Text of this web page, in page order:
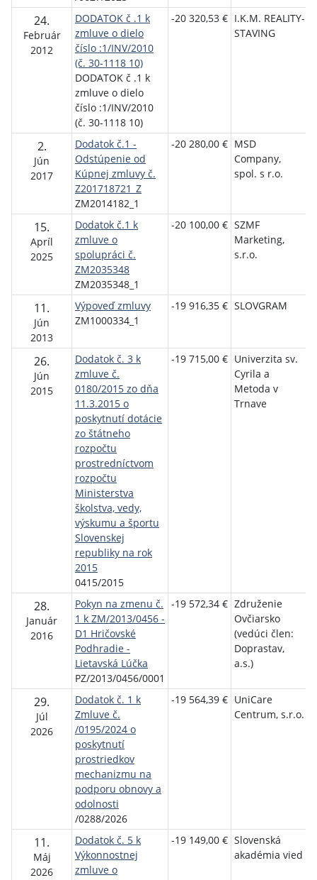
24.
Február
2012
DODATOK č .1 k
zmluve o dielo
číslo :1/INV/2010
(č. 30-1118 10)
DODATOK č .1 k
zmluve o dielo
číslo :1/INV/2010
(č. 30-1118 10)
-20 320,53 € I.K.M. REALITY-
STAVING
2.
Jún
2017
Dodatok č.1 -
Odstúpenie od
Kúpnej zmluvy č.
Z201718721_Z
ZM2014182_1
-20 280,00 € MSD
Company,
spol. s r.o.
15.
Apríl
2025
Dodatok č.1 k
zmluve o
spolupráci č.
ZM2035348
ZM2035348_1
-20 100,00 € SZMF
Marketing,
s.r.o.
11.
Jún
2013
Výpoveď zmluvy
ZM1000334_1
-19 916,35 € SLOVGRAM
26.
Jún
2015
Dodatok č. 3 k
zmluve č.
0180/2015 zo dňa
11.3.2015 o
poskytnutí dotácie
zo štátneho
rozpočtu
prostredníctvom
rozpočtu
Ministerstva
školstva, vedy,
výskumu a športu
Slovenskej
republiky na rok
2015
0415/2015
-19 715,00 € Univerzita sv.
Cyrila a
Metoda v
Trnave
28.
Január
2016
Pokyn na zmenu č.
1 k ZM/2013/0456 -
D1 Hričovské
Podhradie -
Lietavská Lúčka
PZ/2013/0456/0001
-19 572,34 € Združenie
Ovčiarsko
(vedúci člen:
Doprastav,
a.s.)
29.
Júl
2026
Dodatok č. 1 k
Zmluve č.
/0195/2024 o
poskytnutí
prostriedkov
mechanizmu na
podporu obnovy a
odolnosti
/0288/2026
-19 564,39 € UniCare
Centrum, s.r.o.
11.
Máj
2026
Dodatok č. 5 k
Výkonnostnej
zmluve o
-19 149,00 € Slovenská
akadémia vied